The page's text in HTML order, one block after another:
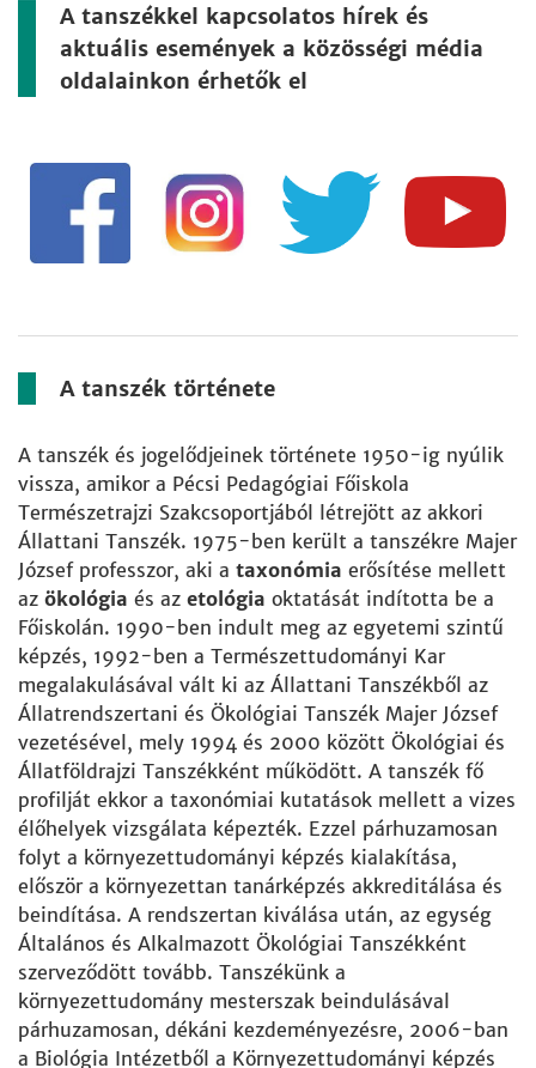
A tanszékkel kapcsolatos hírek és
aktuális események a közösségi média
oldalainkon érhetők el
A tanszék története
A tanszék és jogelődjeinek története 1950-ig nyúlik
vissza, amikor a Pécsi Pedagógiai Főiskola
Természetrajzi Szakcsoportjából létrejött az akkori
Állattani Tanszék. 1975-ben került a tanszékre Majer
József professzor, aki a taxonómia erősítése mellett
az ökológia és az etológia oktatását indította be a
Főiskolán. 1990-ben indult meg az egyetemi szintű
képzés, 1992-ben a Természettudományi Kar
megalakulásával vált ki az Állattani Tanszékből az
Állatrendszertani és Ökológiai Tanszék Majer József
vezetésével, mely 1994 és 2000 között Ökológiai és
Állatföldrajzi Tanszékként működött. A tanszék fő
profilját ekkor a taxonómiai kutatások mellett a vizes
élőhelyek vizsgálata képezték. Ezzel párhuzamosan
folyt a környezettudományi képzés kialakítása,
először a környezettan tanárképzés akkreditálása és
beindítása. A rendszertan kiválása után, az egység
Általános és Alkalmazott Ökológiai Tanszékként
szerveződött tovább. Tanszékünk a
környezettudomány mesterszak beindulásával
párhuzamosan, dékáni kezdeményezésre, 2006-ban
a Biológia Intézetből a Környezettudományi képzés